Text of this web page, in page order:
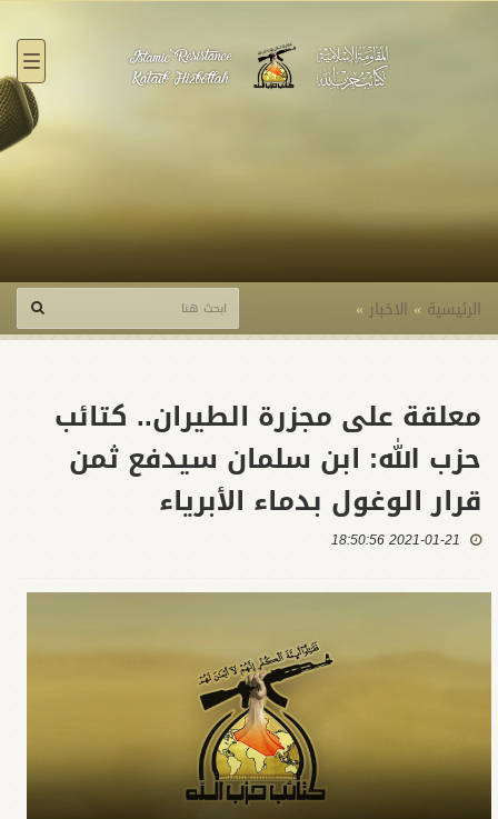
الرئيسية » الاخبار »
معلقة على مجزرة الطيران.. كتائب
حزب الله: ابن سلمان سيدفع ثمن
قرار الوغول بدماء الأبرياء
2021-01-21 18:50:56